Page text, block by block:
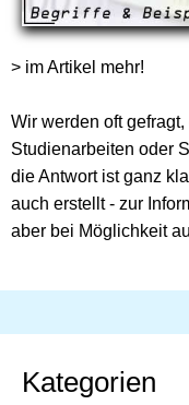
> im Artikel mehr!
Wir werden oft
Studienarbeiten oder
die Antwort ist ganz
auch erstellt - zur
aber bei Möglichkeit
Kategorien